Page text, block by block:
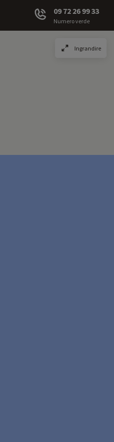
09 72 26 99 33
Numero verde
Ingrandire